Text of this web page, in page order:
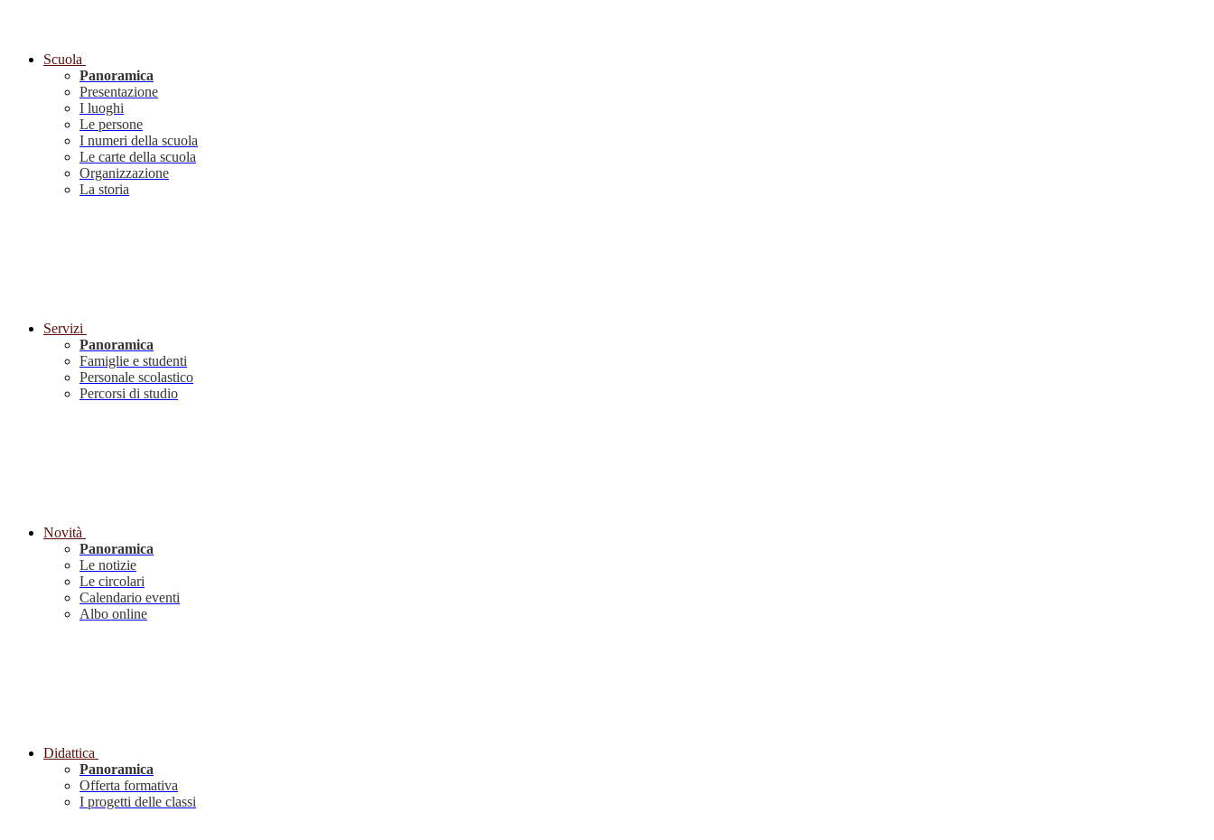
Scuola
Panoramica
Presentazione
I luoghi
Le persone
I numeri della scuola
Le carte della scuola
Organizzazione
La storia
Servizi
Panoramica
Famiglie e studenti
Personale scolastico
Percorsi di studio
Novità
Panoramica
Le notizie
Le circolari
Calendario eventi
Albo online
Didattica
Panoramica
Offerta formativa
I progetti delle classi